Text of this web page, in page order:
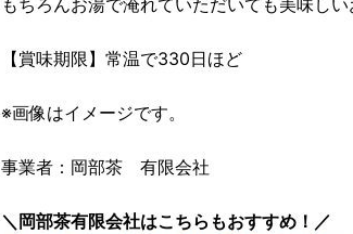
もちろんお湯で淹れていただいても美味しい
【賞味期限】常温で330日ほど
※画像はイメージです。
事業者：岡部茶 有限会社
＼岡部茶有限会社はこちらもおすすめ！／